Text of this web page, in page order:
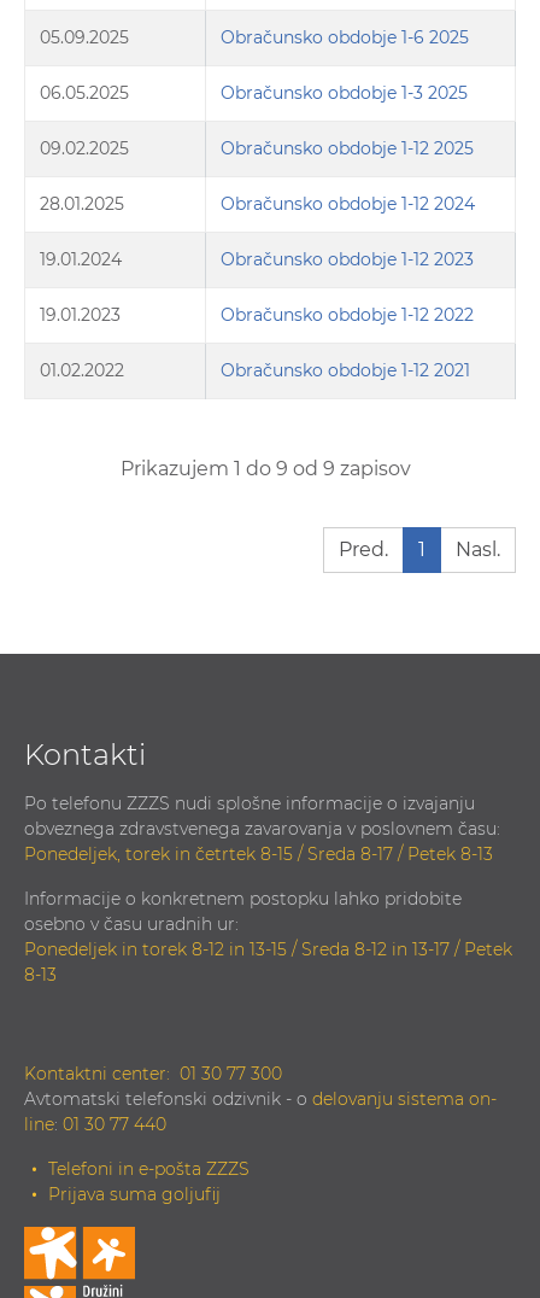
05.09.2025 Obračunsko obdobje 1-6 2025
06.05.2025 Obračunsko obdobje 1-3 2025
09.02.2025 Obračunsko obdobje 1-12 2025
28.01.2025 Obračunsko obdobje 1-12 2024
19.01.2024 Obračunsko obdobje 1-12 2023
19.01.2023 Obračunsko obdobje 1-12 2022
01.02.2022 Obračunsko obdobje 1-12 2021
Prikazujem 1 do 9 od 9 zapisov
Pred. 1 Nasl.
Kontakti
Po telefonu ZZZS nudi splošne informacije o izvajanju
obveznega zdravstvenega zavarovanja v poslovnem času:
Ponedeljek, torek in četrtek 8-15 / Sreda 8-17 / Petek 8-13
Informacije o konkretnem postopku lahko pridobite
osebno v času uradnih ur:
Ponedeljek in torek 8-12 in 13-15 / Sreda 8-12 in 13-17 / Petek
8-13
Kontaktni center: 01 30 77 300
Avtomatski telefonski odzivnik - o delovanju sistema on-
line: 01 30 77 440
Telefoni in e-pošta ZZZS
Prijava suma goljufij